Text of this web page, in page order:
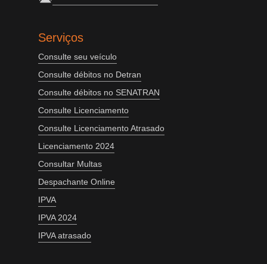
Serviços
Consulte seu veículo
Consulte débitos no Detran
Consulte débitos no SENATRAN
Consulte Licenciamento
Consulte Licenciamento Atrasado
Licenciamento 2024
Consultar Multas
Despachante Online
IPVA
IPVA 2024
IPVA atrasado